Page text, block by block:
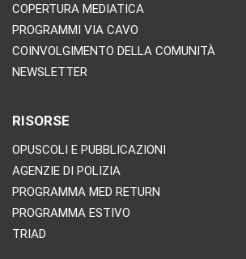
COPERTURA MEDIATICA
PROGRAMMI VIA CAVO
COINVOLGIMENTO DELLA COMUNITÀ
NEWSLETTER
RISORSE
OPUSCOLI E PUBBLICAZIONI
AGENZIE DI POLIZIA
PROGRAMMA MED RETURN
PROGRAMMA ESTIVO
TRIAD